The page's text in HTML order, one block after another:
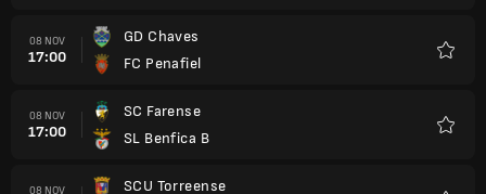
08 NOV
17:00
GD Chaves
FC Penafiel
08 NOV
17:00
SC Farense
SL Benfica B
08 NOV
SCU Torreense